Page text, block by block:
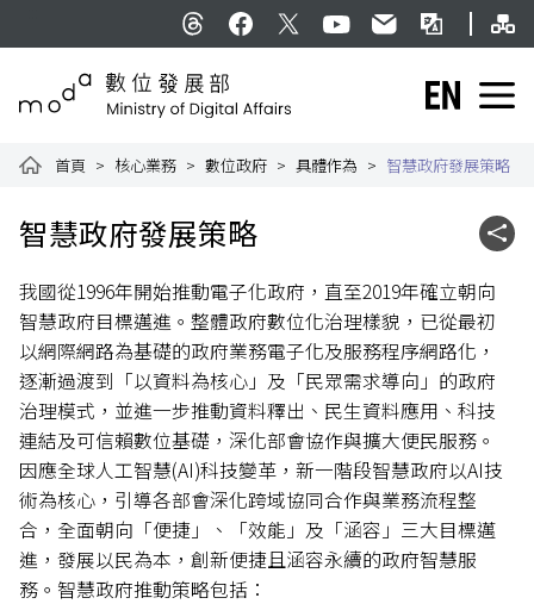
English
首頁 核心業務 數位政府 具體作為 智慧政府發展策略
智慧政府發展策略 社群
我國從1996年開始推動電子化政府，直至2019年確立朝向
智慧政府目標邁進。整體政府數位化治理樣貌，已從最初
以網際網路為基礎的政府業務電子化及服務程序網路化，
逐漸過渡到「以資料為核心」及「民眾需求導向」的政府
治理模式，並進一步推動資料釋出、民生資料應用、科技
連結及可信賴數位基礎，深化部會協作與擴大便民服務。
因應全球人工智慧(AI)科技變革，新一階段智慧政府以AI技
術為核心，引導各部會深化跨域協同合作與業務流程整
合，全面朝向「便捷」、「效能」及「涵容」三大目標邁
進，發展以民為本，創新便捷且涵容永續的政府智慧服
務。智慧政府推動策略包括：